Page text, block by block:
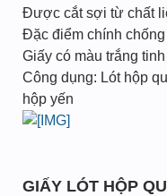
Được cắt sợi từ chất
Đặc điểm chính
Giấy có màu trắng tinh
Công dụng: Lót hộp
hộp yến
GIẤY LÓT HỘP